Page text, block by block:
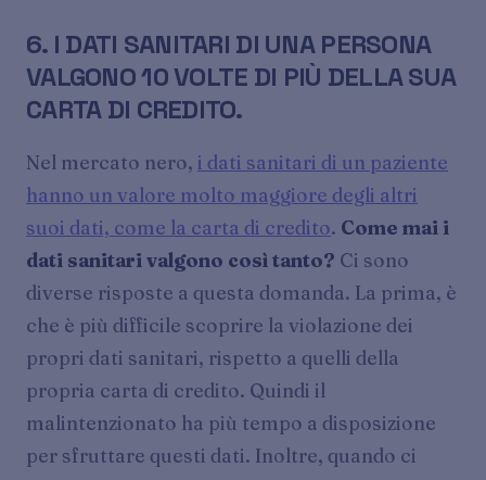
6. I DATI SANITARI DI UNA PERSONA
VALGONO 10 VOLTE DI PIÙ DELLA SUA
CARTA DI CREDITO.
Nel mercato nero, i dati sanitari di un paziente
hanno un valore molto maggiore degli altri
suoi dati, come la carta di credito. Come mai i
dati sanitari valgono così tanto? Ci sono
diverse risposte a questa domanda. La prima, è
che è più difficile scoprire la violazione dei
propri dati sanitari, rispetto a quelli della
propria carta di credito. Quindi il
malintenzionato ha più tempo a disposizione
per sfruttare questi dati. Inoltre, quando ci